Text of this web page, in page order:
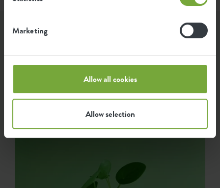
Marketing
Allow all cookies
Allow selection
Lass Dich inspirieren...
...wie Elho-Fans unsere Produkte nutzen. Wir haben die
schönsten & grünsten Fotos, die mit #elho versehen